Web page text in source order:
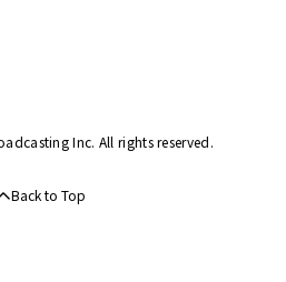
Inc. All rights reserved.
Back to Top